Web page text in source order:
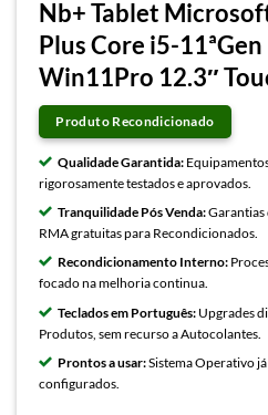
Nb+ Tablet
Plus Core i5-
Win11Pro 12.3″
Produto Recondicionado
Qualidade Garantida:
rigorosamente testados e aprovados.
Tranquilidade Pós Venda:Garantias
RMA gratuitas para Recondicionados.
Recondicionamento Interno:
focado na melhoria continua.
Teclados em Português: Upgrades
Produtos, sem recurso a Autocolantes.
Prontos a usar:Sistema Operativo
configurados.